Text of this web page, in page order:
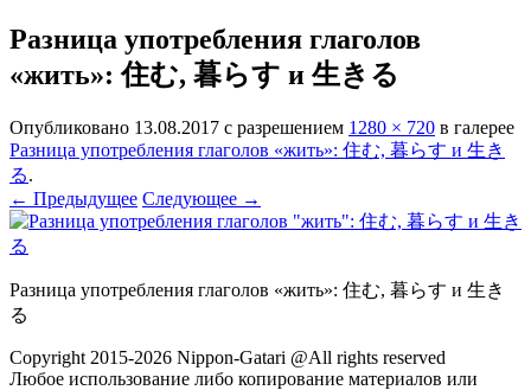
Разница употребления глаголов
«жить»: 住む, 暮らす и 生きる
Опубликовано 13.08.2017 с разрешением 1280 × 720 в галерее
Разница употребления глаголов «жить»: 住む, 暮らす и 生き
る.
← Предыдущее Следующее →
Разница употребления глаголов «жить»: 住む, 暮らす и 生き
る
Copyright 2015-2026 Nippon-Gatari @All rights reserved
Любое использование либо копирование материалов или